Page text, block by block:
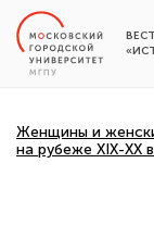
Женщины и
на рубеже XIX-XX